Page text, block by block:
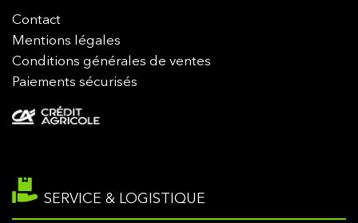
Contact
Mentions légales
Conditions générales de ventes
Paiements sécurisés
SERVICE & LOGISTIQUE